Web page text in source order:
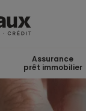
Assurance
prêt immobilier